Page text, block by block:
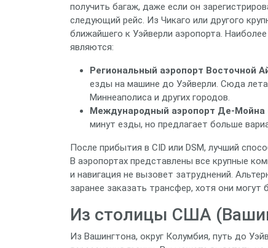
получить багаж, даже если он
следующий рейс. Из Чикаго или другого
ближайшего к Уэйверли аэропорта.
являются:
Региональный аэропорт Восточной
езды на машине до Уэйверли. Сюда
Миннеаполиса и других городов.
Международный аэропорт Де-Мойна
минут езды, но предлагает больше
После прибытия в CID или DSM, лучший
В аэропортах представлены все крупные
и навигация не вызовет затруднений.
заранее заказать трансфер, хотя они
Из столицы США
Из Вашингтона, округ Колумбия, путь до